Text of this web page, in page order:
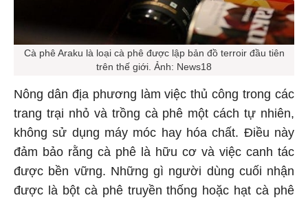
Cà phê Araku là loại cà phê được lập bản đồ terroir đầu tiên
trên thế giới. Ảnh: News18
Nông dân địa phương làm việc thủ công trong các
trang trại nhỏ và trồng cà phê một cách tự nhiên,
không sử dụng máy móc hay hóa chất. Điều này
đảm bảo rằng cà phê là hữu cơ và việc canh tác
được bền vững. Những gì người dùng cuối nhận
được là bột cà phê truyền thống hoặc hạt cà phê